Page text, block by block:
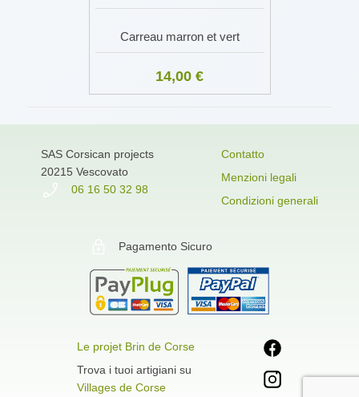
Carreau marron et vert
14,00 €
SAS Corsican projects
20215 Vescovato
06 16 50 32 98
Contatto
Menzioni legali
Condizioni generali
Pagamento Sicuro
Le projet Brin de Corse
Trova i tuoi artigiani su
Villages de Corse